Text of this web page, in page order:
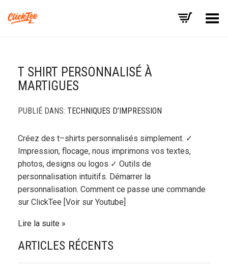
Basculer le menu
T SHIRT PERSONNALISÉ À
MARTIGUES
PUBLIÉ DANS: TECHNIQUES D’IMPRESSION
Créez des t–shirts personnalisés simplement. ✓
Impression, flocage, nous imprimons vos textes,
photos, designs ou logos ✓ Outils de
personnalisation intuitifs. Démarrer la
personnalisation. Comment ce passe une commande
sur ClickTee [Voir sur Youtube]
Lire la suite
ARTICLES RÉCENTS